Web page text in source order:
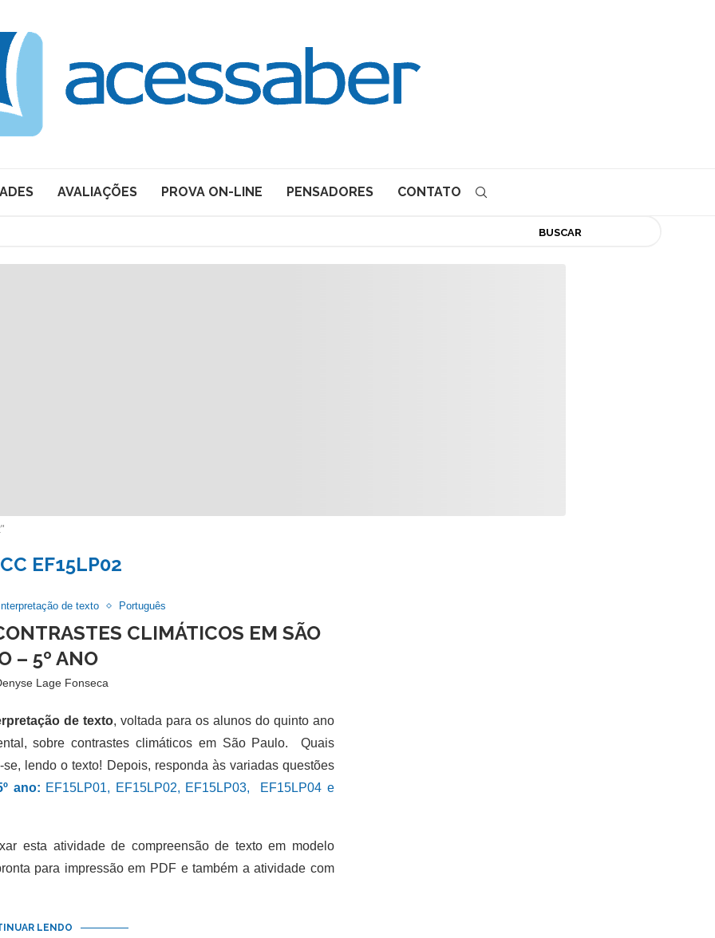
AVALIAÇÕES PROVA ON-LINE PENSADORES CONTATO
BUSCAR
EF15LP02
de texto Português
CLIMÁTICOS EM SÃO
– 5º ANO
Lage Fonseca
de texto, voltada para os alunos do quinto ano
sobre contrastes climáticos em São Paulo. Quais
se, lendo o texto! Depois, responda às variadas questões
ano: EF15LP01, EF15LP02, EF15LP03, EF15LP04 e
atividade de compreensão de texto em modelo
para impressão em PDF e também a atividade com
LENDO